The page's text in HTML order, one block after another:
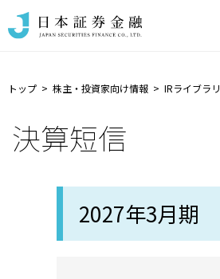
トップ 株主・投資家向け情報 IRライブラリ
決算短信
2027年3月期